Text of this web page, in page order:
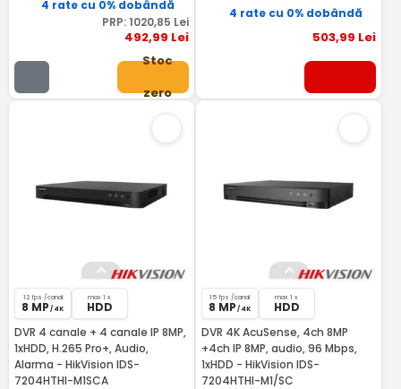
4 rate cu 0% dobândă
PRP: 1020,85 Lei
492,99 Lei
Stoc
zero
4 rate cu 0% dobândă
503,99 Lei
12 fps /canal
8 MP / 4K
max 1 x
HDD
DVR 4 canale + 4 canale IP 8MP,
1xHDD, H.265 Pro+, Audio,
Alarma - HikVision IDS-
7204HTHI-M1SCA
15 fps /canal
8 MP / 4K
max 1 x
HDD
DVR 4K AcuSense, 4ch 8MP
+4ch IP 8MP, audio, 96 Mbps,
1xHDD - HikVision IDS-
7204HTHI-M1/SC